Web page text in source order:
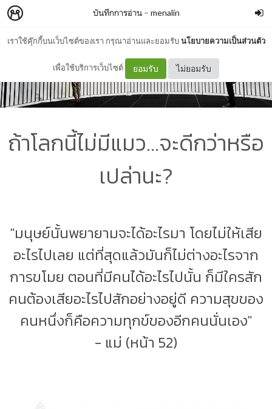
เราใช้คุ๊กกี้บนเว็บไซต์ของเรา กรุณาอ่านและยอมรับนโยบายความเป็นส่วนตัว
เพื่อใช้บริการเว็บไซต์ ยอมรับ ไม่ยอมรับ
บันทึกการอ่าน– menalin
ถ้าโลกนี้ไม่มีแมว...จะดีกว่าหรือ
เปล่านะ?
"มนุษย์นั้นพยายามจะได้อะไรมา โดยไม่ให้เสีย
อะไรไปเลย แต่ที่สุดแล้วมันก็ไม่ต่างอะไรจาก
การขโมย ตอนที่มีคนได้อะไรไปนั้น ก็มีใครสัก
คนต้องเสียอะไรไปสักอย่างอยู่ดี ความสุขของ
คนหนึ่งก็คือความทุกข์ของอีกคนนั่นเอง"
- แม่ (หน้า 52)